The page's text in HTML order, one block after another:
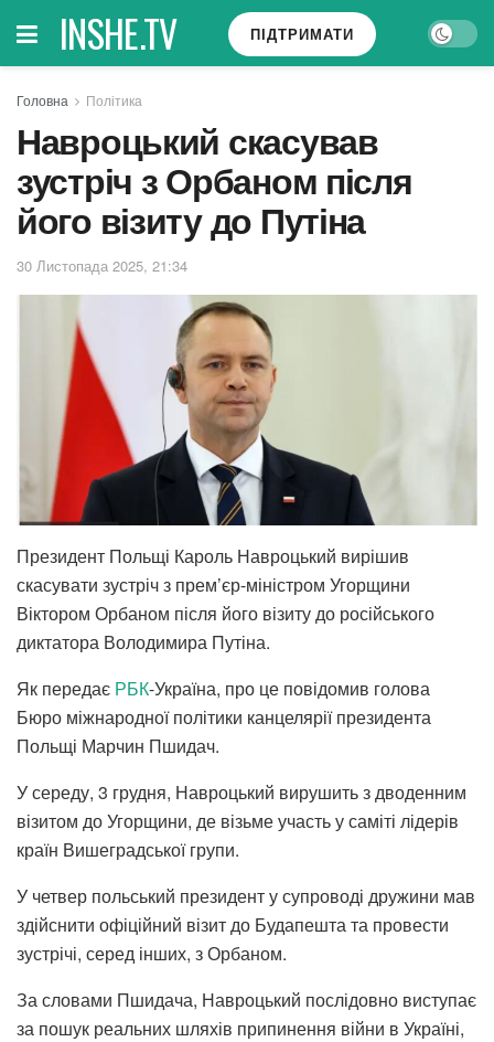
INSHE.TV ПІДТРИМАТИ
Головна Політика
Навроцький скасував
зустріч з Орбаном після
його візиту до Путіна
30 Листопада 2025, 21:34
Президент Польщі Кароль Навроцький вирішив
скасувати зустріч з прем’єр-міністром Угорщини
Віктором Орбаном після його візиту до російського
диктатора Володимира Путіна.
Як передає РБК-Україна, про це повідомив голова
Бюро міжнародної політики канцелярії президента
Польщі Марчин Пшидач.
У середу, 3 грудня, Навроцький вирушить з дводенним
візитом до Угорщини, де візьме участь у саміті лідерів
країн Вишеградської групи.
У четвер польський президент у супроводі дружини мав
здійснити офіційний візит до Будапешта та провести
зустрічі, серед інших, з Орбаном.
За словами Пшидача, Навроцький послідовно виступає
за пошук реальних шляхів припинення війни в Україні,